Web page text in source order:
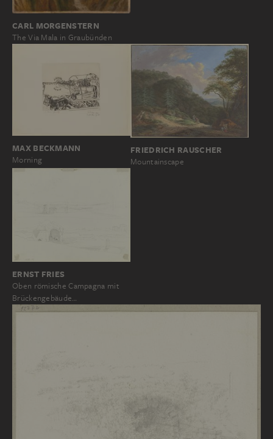
CARL MORGENSTERN
The Via Mala in Graubünden
MAX BECKMANN
Morning
FRIEDRICH RAUSCHER
Mountainscape
ERNST FRIES
Oben römische Campagna mit
Brückengebäude…